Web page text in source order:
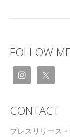
FOLLOW
CONTACT
プレスリリース